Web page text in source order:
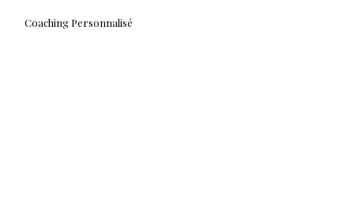
Coaching Personnalisé